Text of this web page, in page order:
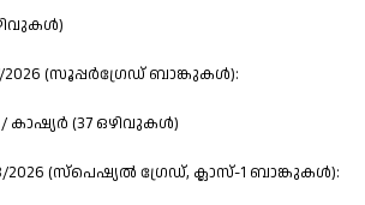
2026 (സൂപ്പർഗ്രേഡ് ബാങ്കുകൾ):
കാഷ്യർ (37 ഒഴിവുകൾ)
2026 (സ്പെഷ്യൽ ഗ്രേഡ്, ക്ലാസ്-1 ബാങ്കുകൾ):